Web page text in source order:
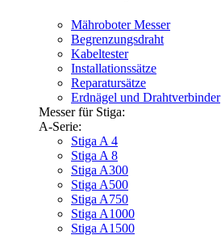
Mähroboter Messer
Begrenzungsdraht
Kabeltester
Installationssätze
Reparatursätze
Erdnägel und Drahtverbinder
Messer für Stiga:
A-Serie:
Stiga A 4
Stiga A 8
Stiga A300
Stiga A500
Stiga A750
Stiga A1000
Stiga A1500